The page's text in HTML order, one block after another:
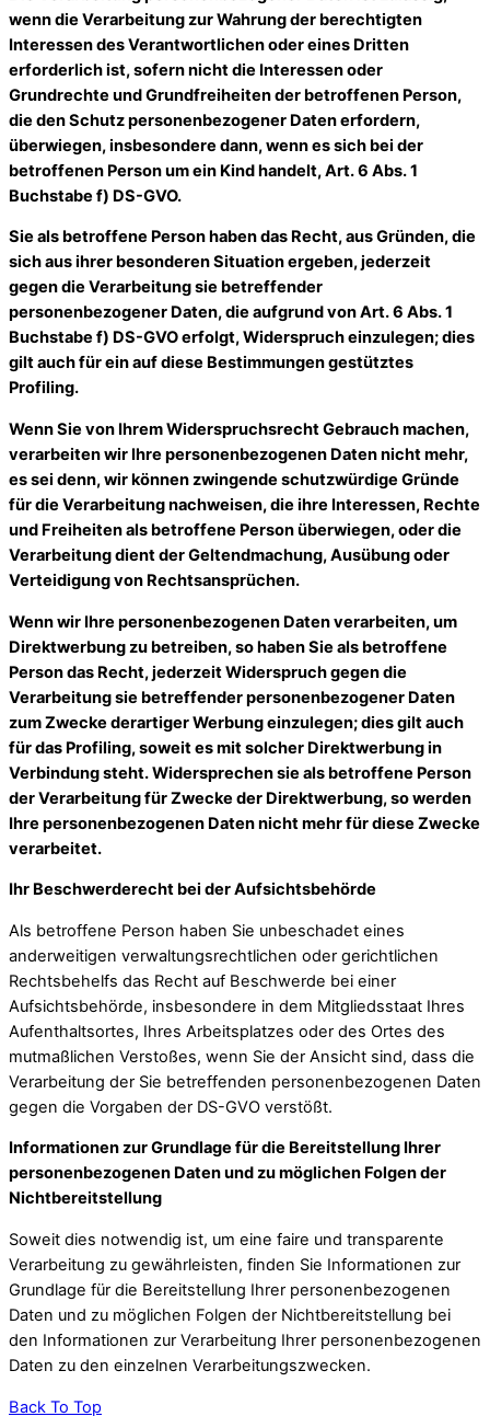
wenn die Verarbeitung zur Wahrung der berechtigten
Interessen des Verantwortlichen oder eines Dritten
erforderlich ist, sofern nicht die Interessen oder
Grundrechte und Grundfreiheiten der betroffenen Person,
die den Schutz personenbezogener Daten erfordern,
überwiegen, insbesondere dann, wenn es sich bei der
betroffenen Person um ein Kind handelt, Art. 6 Abs. 1
Buchstabe f) DS-GVO.
Sie als betroffene Person haben das Recht, aus Gründen, die
sich aus ihrer besonderen Situation ergeben, jederzeit
gegen die Verarbeitung sie betreffender
personenbezogener Daten, die aufgrund von Art. 6 Abs. 1
Buchstabe f) DS-GVO erfolgt, Widerspruch einzulegen; dies
gilt auch für ein auf diese Bestimmungen gestütztes
Profiling.
Wenn Sie von Ihrem Widerspruchsrecht Gebrauch machen,
verarbeiten wir Ihre personenbezogenen Daten nicht mehr,
es sei denn, wir können zwingende schutzwürdige Gründe
für die Verarbeitung nachweisen, die ihre Interessen, Rechte
und Freiheiten als betroffene Person überwiegen, oder die
Verarbeitung dient der Geltendmachung, Ausübung oder
Verteidigung von Rechtsansprüchen.
Wenn wir Ihre personenbezogenen Daten verarbeiten, um
Direktwerbung zu betreiben, so haben Sie als betroffene
Person das Recht, jederzeit Widerspruch gegen die
Verarbeitung sie betreffender personenbezogener Daten
zum Zwecke derartiger Werbung einzulegen; dies gilt auch
für das Profiling, soweit es mit solcher Direktwerbung in
Verbindung steht. Widersprechen sie als betroffene Person
der Verarbeitung für Zwecke der Direktwerbung, so werden
Ihre personenbezogenen Daten nicht mehr für diese Zwecke
verarbeitet.
Ihr Beschwerderecht bei der Aufsichtsbehörde
Als betroffene Person haben Sie unbeschadet eines
anderweitigen verwaltungsrechtlichen oder gerichtlichen
Rechtsbehelfs das Recht auf Beschwerde bei einer
Aufsichtsbehörde, insbesondere in dem Mitgliedsstaat Ihres
Aufenthaltsortes, Ihres Arbeitsplatzes oder des Ortes des
mutmaßlichen Verstoßes, wenn Sie der Ansicht sind, dass die
Verarbeitung der Sie betreffenden personenbezogenen Daten
gegen die Vorgaben der DS-GVO verstößt.
Informationen zur Grundlage für die Bereitstellung Ihrer
personenbezogenen Daten und zu möglichen Folgen der
Nichtbereitstellung
Soweit dies notwendig ist, um eine faire und transparente
Verarbeitung zu gewährleisten, finden Sie Informationen zur
Grundlage für die Bereitstellung Ihrer personenbezogenen
Daten und zu möglichen Folgen der Nichtbereitstellung bei
den Informationen zur Verarbeitung Ihrer personenbezogenen
Daten zu den einzelnen Verarbeitungszwecken.
Back To Top